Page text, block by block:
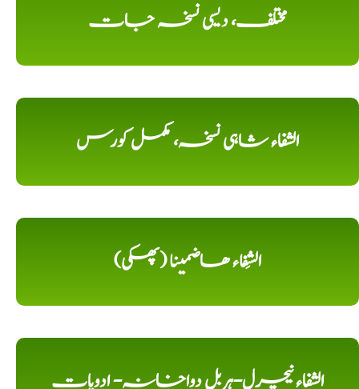
مختلف، دیسی نسخہ جات
الشفاء شاہی نسخہ، مکمل کورس
الشِفاء ھاضمینا (پھکی)
الشفاء نیچرل-ہربل دواخانہ- ادویات